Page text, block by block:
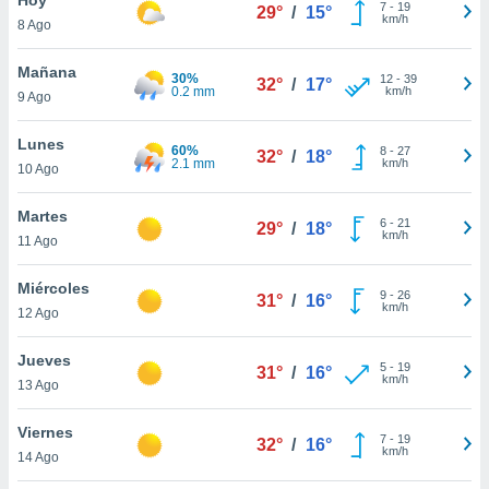
en
más
nuestra
de
cookies
aceptar
8 Ago
29° / 15° 7- 19
km/h
Mañana
9 Ago
30%
0.2 mm
32° / 17° 12- 39
km/h
Lunes
10 Ago
60%
2.1 mm
32° / 18° 8- 27
km/h
Martes
11 Ago
29° / 18° 6- 21
km/h
Miércoles
12 Ago
31° / 16° 9- 26
km/h
Jueves
13 Ago
31° / 16° 5- 19
km/h
Viernes
14 Ago
32° / 16° 7- 19
km/h